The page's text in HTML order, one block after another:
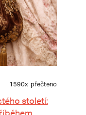
1590x přečteno
století: